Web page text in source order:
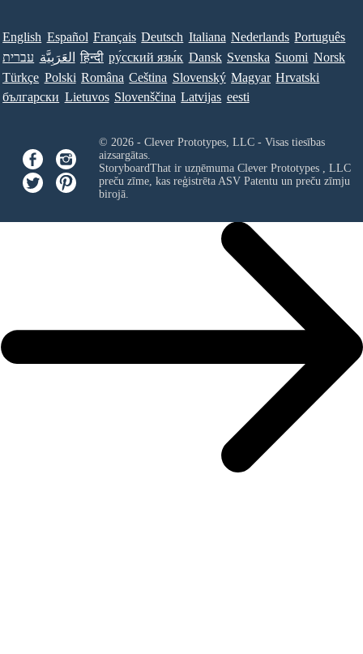
English Español Français Deutsch Italiana Nederlands Português
עברית العَرَبِيَّة हिन्दी ру́сский язы́к Dansk Svenska Suomi Norsk
Türkçe Polski Româna Ceština Slovenský Magyar Hrvatski
български Lietuvos Slovenščina Latvijas eesti
© 2026 - Clever Prototypes, LLC - Visas tiesības
aizsargātas.
StoryboardThat ir uzņēmuma Clever Prototypes , LLC
preču zīme, kas reģistrēta ASV Patentu un preču zīmju
birojā.